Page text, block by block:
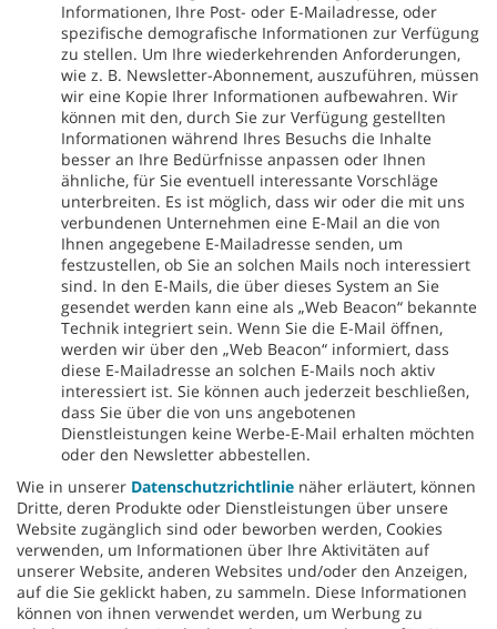
Informationen, Ihre Post- oder E-Mailadresse, oder
spezifische demografische Informationen zur Verfügung
zu stellen. Um Ihre wiederkehrenden Anforderungen,
wie z. B. Newsletter-Abonnement, auszuführen, müssen
wir eine Kopie Ihrer Informationen aufbewahren. Wir
können mit den, durch Sie zur Verfügung gestellten
Informationen während Ihres Besuchs die Inhalte
besser an Ihre Bedürfnisse anpassen oder Ihnen
ähnliche, für Sie eventuell interessante Vorschläge
unterbreiten. Es ist möglich, dass wir oder die mit uns
verbundenen Unternehmen eine E-Mail an die von
Ihnen angegebene E-Mailadresse senden, um
festzustellen, ob Sie an solchen Mails noch interessiert
sind. In den E-Mails, die über dieses System an Sie
gesendet werden kann eine als „Web Beacon“ bekannte
Technik integriert sein. Wenn Sie die E-Mail öffnen,
werden wir über den „Web Beacon“ informiert, dass
diese E-Mailadresse an solchen E-Mails noch aktiv
interessiert ist. Sie können auch jederzeit beschließen,
dass Sie über die von uns angebotenen
Dienstleistungen keine Werbe-E-Mail erhalten möchten
oder den Newsletter abbestellen.
Wie in unserer Datenschutzrichtlinie näher erläutert, können
Dritte, deren Produkte oder Dienstleistungen über unsere
Website zugänglich sind oder beworben werden, Cookies
verwenden, um Informationen über Ihre Aktivitäten auf
unserer Website, anderen Websites und/oder den Anzeigen,
auf die Sie geklickt haben, zu sammeln. Diese Informationen
können von ihnen verwendet werden, um Werbung zu